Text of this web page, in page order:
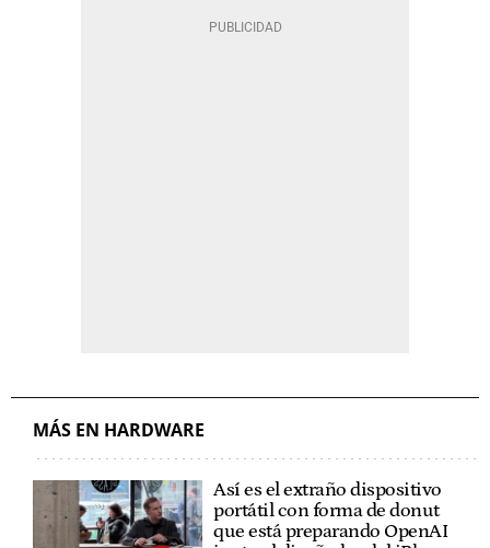
MÁS EN HARDWARE
Así es el extraño dispositivo
portátil con forma de donut
que está preparando OpenAI